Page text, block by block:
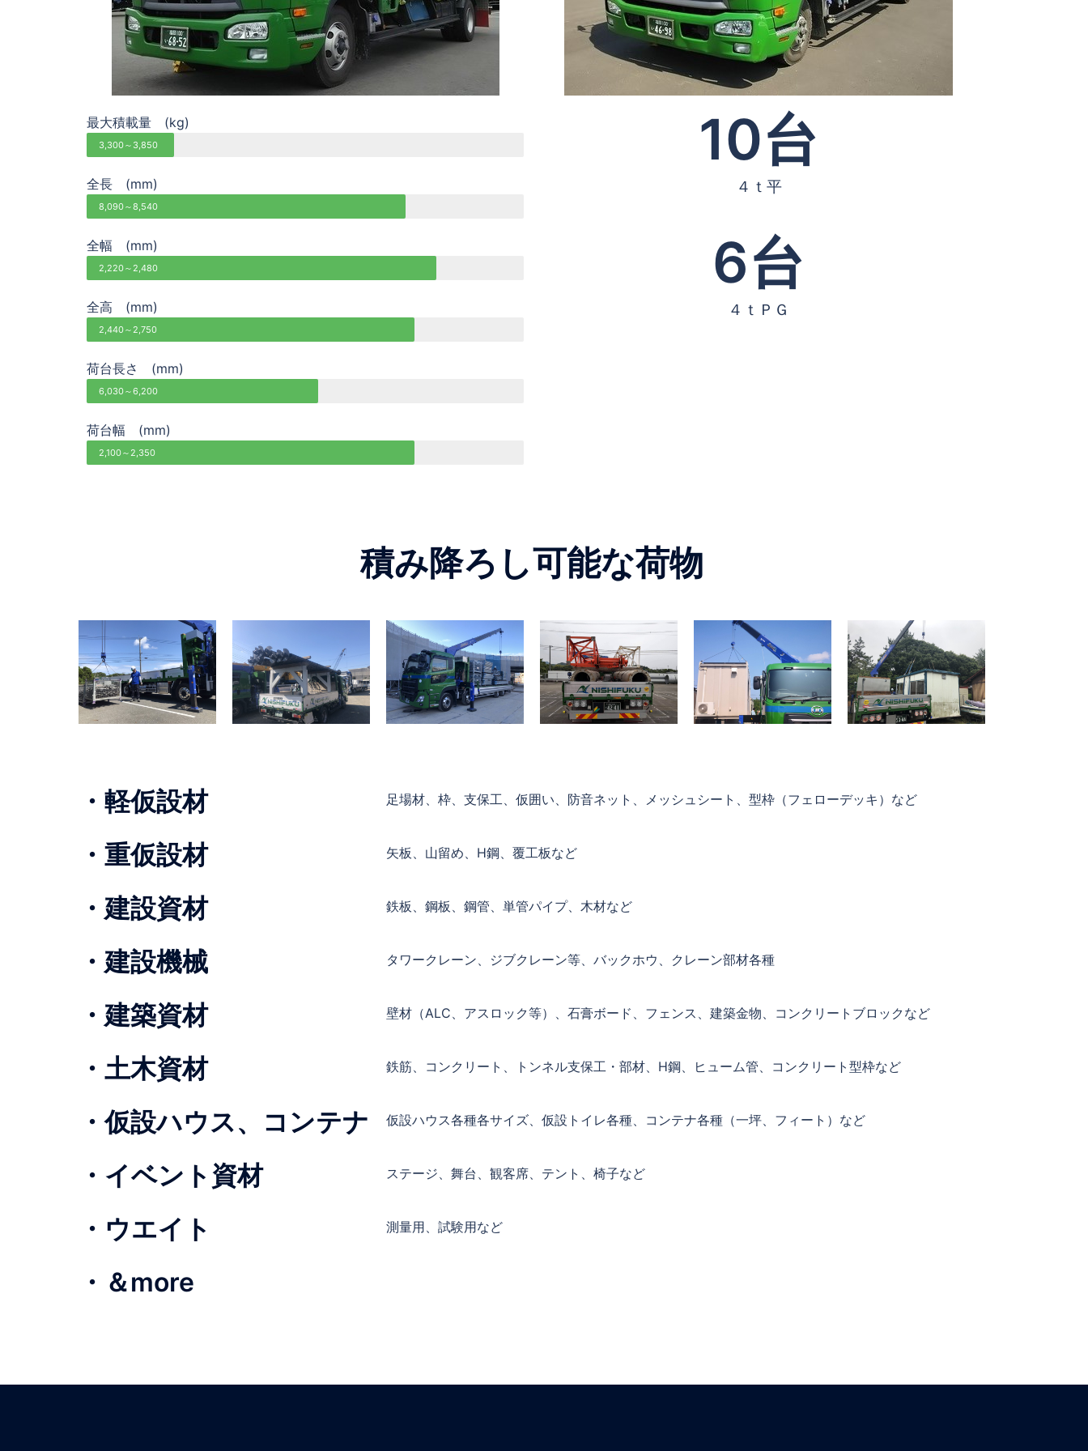
最大積載量 (kg)
3,300～3,850
全長 (mm)
8,090～8,540
４ｔ平
10台
全幅 (mm)
2,220～2,480
全高 (mm)
2,440～2,750
４ｔＰＧ
6台
荷台長さ (mm)
6,030～6,200
荷台幅 (mm)
2,100～2,350
積み降ろし可能な荷物
・軽仮設材 足場材、枠、支保工、仮囲い、防音ネット、メッシュシート、型枠（フェローデッキ）など
・重仮設材 矢板、山留め、H鋼、覆工板など
・建設資材 鉄板、鋼板、鋼管、単管パイプ、木材など
・建設機械 タワークレーン、ジブクレーン等、バックホウ、クレーン部材各種
・建築資材 壁材（ALC、アスロック等）、石膏ボード、フェンス、建築金物、コンクリートブロックなど
・土木資材 鉄筋、コンクリート、トンネル支保工・部材、H鋼、ヒューム管、コンクリート型枠など
・仮設ハウス、コンテナ 仮設ハウス各種各サイズ、仮設トイレ各種、コンテナ各種（一坪、フィート）など
・イベント資材 ステージ、舞台、観客席、テント、椅子など
・ウエイト 測量用、試験用など
・＆more